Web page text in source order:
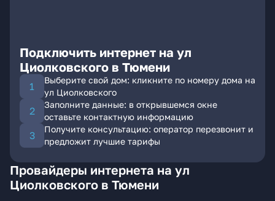
Подключить интернет на ул
Циолковского в Тюмени
Выберите свой дом: кликните по номеру дома на
ул Циолковского
Заполните данные: в открывшемся окне
оставьте контактную информацию
Получите консультацию: оператор перезвонит и
предложит лучшие тарифы
Провайдеры интернета на ул
Циолковского в Тюмени